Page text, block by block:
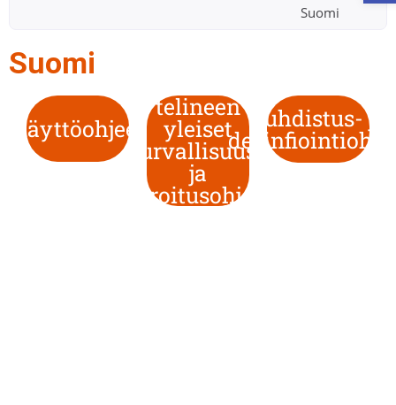
Suomi​
Suomi
Käyttöohjeet
telineen
yleiset
turvallisuus-
ja
varoitusohjeet
Puhdistus- ja